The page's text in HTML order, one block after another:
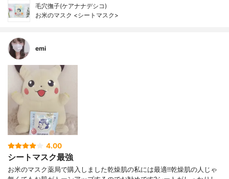
毛穴撫子(ケアナナデシコ)
お米のマスク <シートマスク>
emi
4.00
シートマスク最強
お米のマスク薬局で購入しました乾燥肌の私には最適‼️乾燥肌の人じゃ